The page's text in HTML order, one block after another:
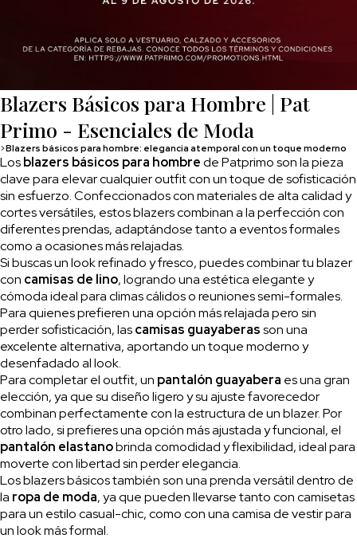
Blazers Básicos para Hombre | Pat
Primo - Esenciales de Moda
>Blazers básicos para hombre: elegancia atemporal con un toque moderno
Losblazers básicos para hombrede Patprimo son la pieza
clave para elevar cualquier outfit con un toque de sofisticación
sin esfuerzo. Confeccionados con materiales de alta calidad y
cortes versátiles, estos blazers combinan a la perfección con
diferentes prendas, adaptándose tanto a eventos formales
como a ocasiones más relajadas.
Si buscas un look refinado y fresco, puedes combinar tu blazer
con camisas de lino, logrando una estética elegante y
cómoda ideal para climas cálidos o reuniones semi-formales.
Para quienes prefieren una opción más relajada pero sin
perder sofisticación, lascamisas guayaberasson una
excelente alternativa, aportando un toque moderno y
desenfadado al look.
Para completar el outfit, un pantalón guayabera es una gran
elección, ya que su diseño ligero y su ajuste favorecedor
combinan perfectamente con la estructura de un blazer. Por
otro lado, si prefieres una opción más ajustada y funcional, el
pantalón elastanobrinda comodidad y flexibilidad, ideal para
moverte con libertad sin perder elegancia.
Los blazers básicos también son una prenda versátil dentro de
la ropa de moda, ya que pueden llevarse tanto con camisetas
para un estilo casual-chic, como con una camisa de vestir para
un look más formal.